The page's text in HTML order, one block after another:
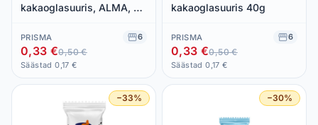
kakaoglasuuris, ALMA, 40
PRISMA 6
0,33 €0,50 €
Säästad 0,17 €
kakaoglasuuris 40g
PRISMA 6
0,33 €0,50 €
Säästad 0,17 €
−33% −30%